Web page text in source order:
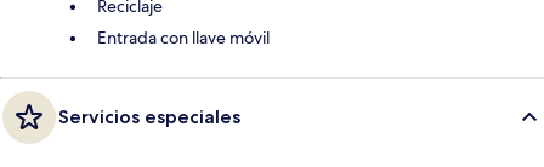
Reciclaje
Entrada con llave móvil
Servicios especiales